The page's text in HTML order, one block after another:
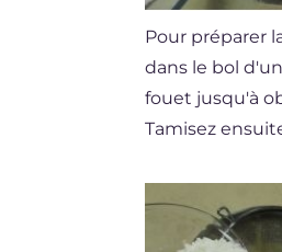
Pour préparer
dans le bol
fouet jusqu'à
Tamisez